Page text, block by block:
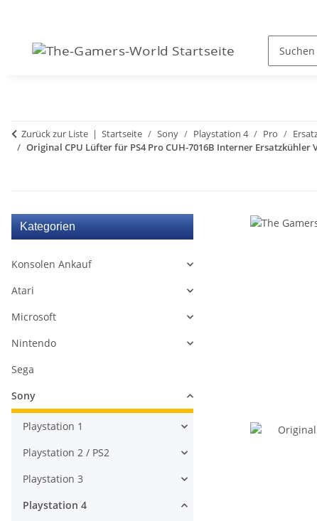
Zurück zur Liste Startseite Sony Playstation 4 Pro
Original CPU Lüfter für PS4 Pro CUH-7016B Interner
Kategorien
Konsolen Ankauf
Atari
Microsoft
Nintendo
Sega
Sony
Playstation 1
Playstation 2 / PS2
Playstation 3
Playstation 4